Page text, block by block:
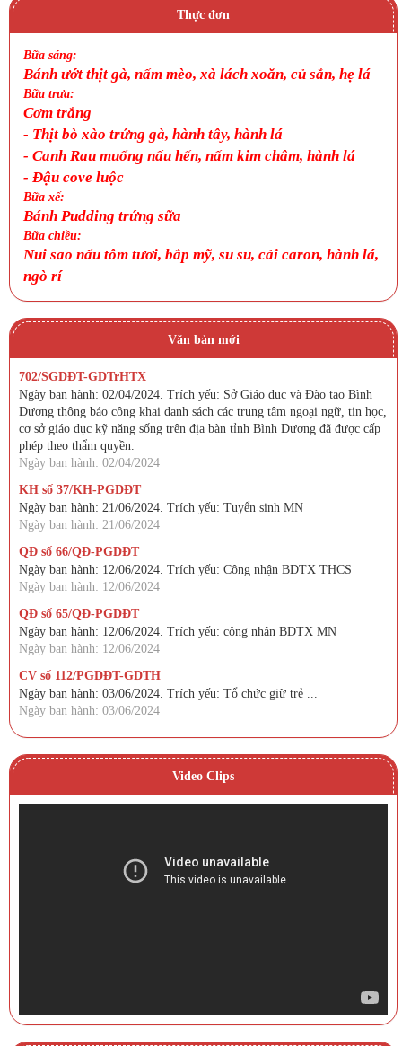
Thực đơn
Bữa sáng:
Bánh ướt thịt gà, nấm mèo, xà lách xoăn, củ sắn, hẹ lá
Bữa trưa:
Cơm trắng
- Thịt bò xào trứng gà, hành tây, hành lá
- Canh Rau muống nấu hến, nấm kim châm, hành lá
- Đậu cove luộc
Bữa xế:
Bánh Pudding trứng sữa
Bữa chiều:
Nui sao nấu tôm tươi, bắp mỹ, su su, cải caron, hành lá,
ngò rí
Văn bản mới
702/SGDĐT-GDTrHTX
Ngày ban hành: 02/04/2024. Trích yếu: Sở Giáo dục và Đào tạo Bình
Dương thông báo công khai danh sách các trung tâm ngoại ngữ, tin học,
cơ sở giáo dục kỹ năng sống trên địa bàn tỉnh Bình Dương đã được cấp
phép theo thẩm quyền.
Ngày ban hành: 02/04/2024
KH số 37/KH-PGDĐT
Ngày ban hành: 21/06/2024. Trích yếu: Tuyển sinh MN
Ngày ban hành: 21/06/2024
QĐ số 66/QĐ-PGDĐT
Ngày ban hành: 12/06/2024. Trích yếu: Công nhận BDTX THCS
Ngày ban hành: 12/06/2024
QĐ số 65/QĐ-PGDĐT
Ngày ban hành: 12/06/2024. Trích yếu: công nhận BDTX MN
Ngày ban hành: 12/06/2024
CV số 112/PGDĐT-GDTH
Ngày ban hành: 03/06/2024. Trích yếu: Tổ chức giữ trẻ ...
Ngày ban hành: 03/06/2024
Video Clips